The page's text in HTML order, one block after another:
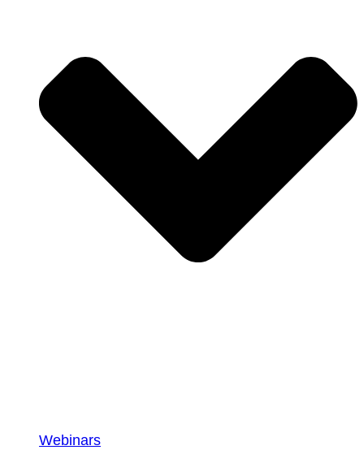
Webinars